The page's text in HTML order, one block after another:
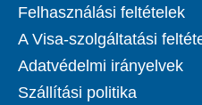
Felhasználási feltételek
A Visa-szolgáltatási
Adatvédelmi irányelvek
Szállítási politika